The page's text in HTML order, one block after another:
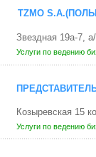
TZMO
Звездная 19а-7,
Услуги по ведению
Козыревская 15
Услуги по ведению